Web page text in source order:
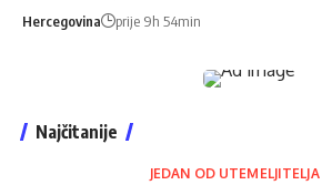
Hercegovina prije 9h 54min
Najčitanije
JEDAN OD